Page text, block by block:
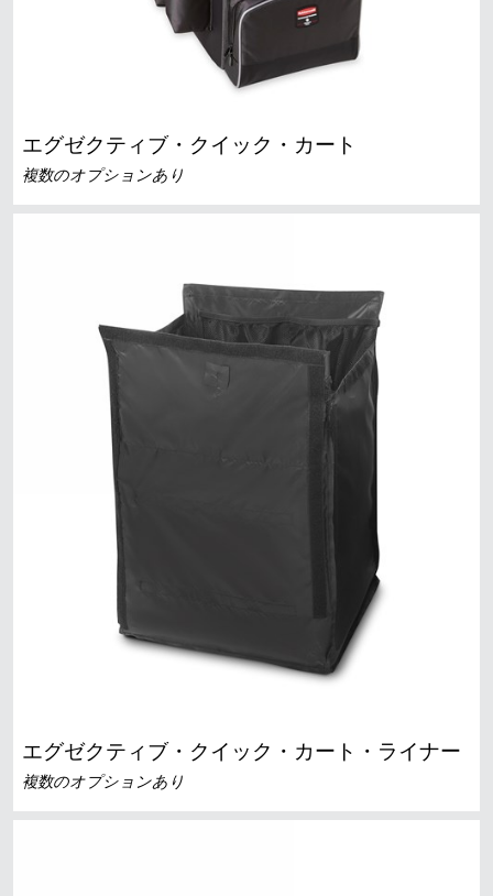
エグゼクティブ・クイック・カート
複数のオプションあり
エグゼクティブ・クイック・カート・ライナー
複数のオプションあり